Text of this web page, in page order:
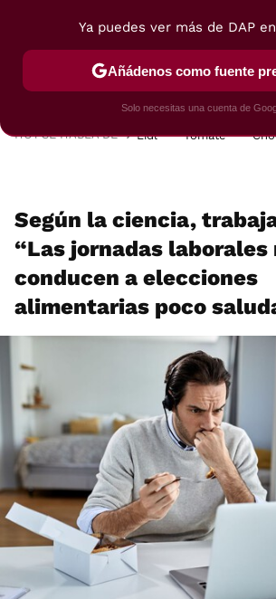
POSTRES VIAJES SELECCIÓN
HOY SE HABLA DE Lidl Tomate
Según la ciencia,
“Las jornadas laborales
conducen a elecciones
alimentarias poco
Ya puedes ver más de DAP
Añádenos como fuente
Solo necesitas una cuenta de